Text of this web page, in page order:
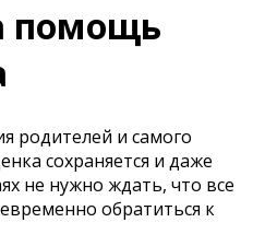
помощь
родителей и самого
сохраняется и даже
не нужно ждать, что все
обратиться к